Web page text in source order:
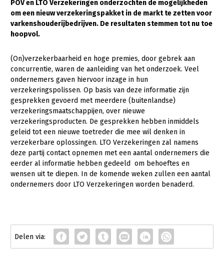
Transitiepaden
Thema’s
Gezonde planten
Gezonde dieren
Natuur, klimaat en energie
Bodem en water
Platteland en omgeving
Mens, ondernemerschap en onderwijs
Internationaal
Sectoren
Biologische Landbouw
Geitenhouderij
Plant
Akkerbouw
Multifunctionele landbouw
POV en LTO Verzekeringen onderzochten de mogelijkheden
om een nieuw verzekeringspakket in de markt te zetten voor
varkenshouderijbedrijven. De resultaten stemmen tot nu toe
hoopvol.
(On)verzekerbaarheid en hoge premies, door gebrek aan
concurrentie, waren de aanleiding van het onderzoek. Veel
ondernemers gaven hiervoor inzage in hun
verzekeringspolissen. Op basis van deze informatie zijn
gesprekken gevoerd met meerdere (buitenlandse)
verzekeringsmaatschappijen, over nieuwe
verzekeringsproducten. De gesprekken hebben inmiddels
geleid tot een nieuwe toetreder die mee wil denken in
verzekerbare oplossingen. LTO Verzekeringen zal namens
deze partij contact opnemen met een aantal ondernemers die
eerder al informatie hebben gedeeld om behoeftes en
wensen uit te diepen. In de komende weken zullen een aantal
ondernemers door LTO Verzekeringen worden benaderd.